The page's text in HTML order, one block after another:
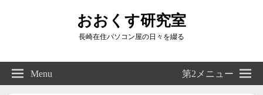
おおくす研究室
長崎在住パソコン屋の日々を綴る
Right
Sidebar
Widget
Menu 第2メニュー